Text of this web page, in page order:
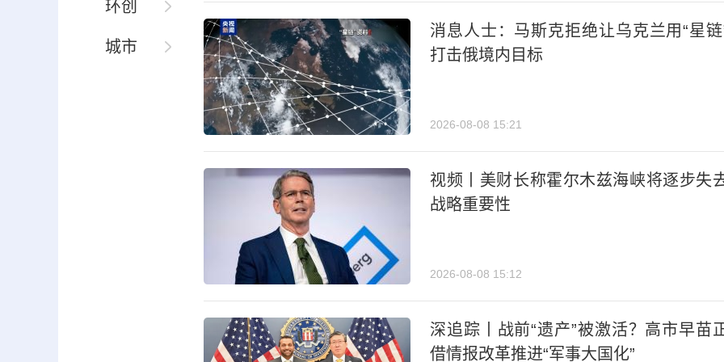
环创
城市
消息人士：马斯克拒绝让乌克兰用“星链
打击俄境内目标
2026-08-08 15:21
视频丨美财长称霍尔木兹海峡将逐步失
战略重要性
2026-08-08 15:12
深追踪丨战前“遗产”被激活？高市早苗
借情报改革推进“军事大国化”